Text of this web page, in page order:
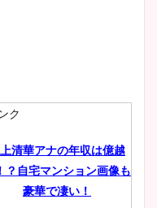
肉も凄い！
唯の太ってた時の体重が
バすぎww原因や痩せたダ
ク
清華アナの年収は億越
？自宅マンション画像も
豪華で凄い！